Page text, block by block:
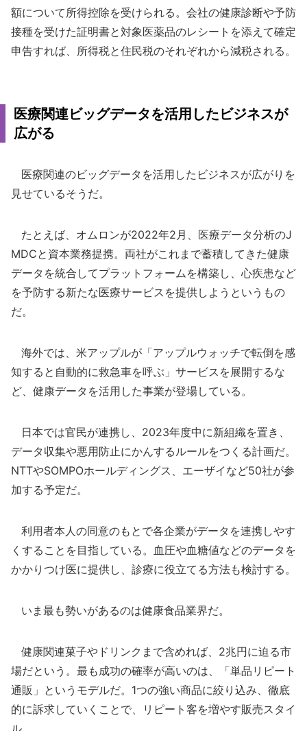
額について所得控除を受けられる。会社の健康診断や予防
接種を受けた証明書と対象医薬品のレシートを添えて確定
申告すれば、所得税と住民税のそれぞれから減税される。
医療関連ビッグデータを活用したビジネスが
広がる
医療関連のビッグデータを活用したビジネスが広がりを
見せているそうだ。
たとえば、オムロンが2022年2月、医療データ分析のJ
MDCと資本業務提携。両社がこれまで蓄積してきた健康
データを統合してプラットフォームを構築し、心疾患など
を予防する新たな医療サービスを提供しようというもの
だ。
海外では、米アップルが「アップルウォッチで転倒を感
知すると自動的に救急車を呼ぶ」サービスを展開するな
ど、健康データを活用した事業が登場している。
日本では官民が連携し、2023年度中に新組織を置き、
データ収集や悪用防止にかんするルールをつくる計画だ。
NTTやSOMPOホールディングス、エーザイなど50社が参
加する予定だ。
利用者本人の同意のもとで各企業がデータを連携しやす
くすることを目指している。血圧や血糖値などのデータを
かかりつけ医に提供し、診療に役立てる方法も検討する。
いま最も勢いがあるのは健康食品業界だ。
健康関連菓子やドリンクまで含めれば、2兆円に迫る市
場だという。最も成功の確率が高いのは、「単品リピート
通販」というモデルだ。1つの強い商品に絞り込み、徹底
的に訴求していくことで、リピート客を増やす販売スタイ
ル。